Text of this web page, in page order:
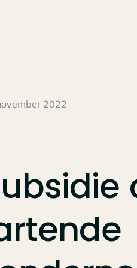
2022